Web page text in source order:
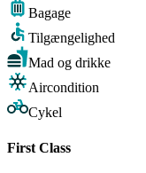
Bagage
Tilgængelighed
Mad og drikke
Aircondition
Cykel
First Class